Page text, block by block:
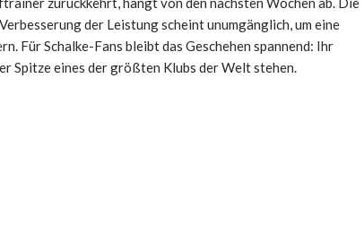
der Leistung scheint unumgänglich, um eine
Für Schalke-Fans bleibt das Geschehen spannend: Ihr
Spitze eines der größten Klubs der Welt stehen.